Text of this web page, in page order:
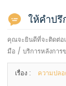
ให้คำปรึ
คุณจะยินดีที่จะติดต่อ
มือ / บริการหลังการ
เรื่อง :
ความปล